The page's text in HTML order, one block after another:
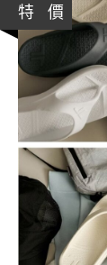
特 價